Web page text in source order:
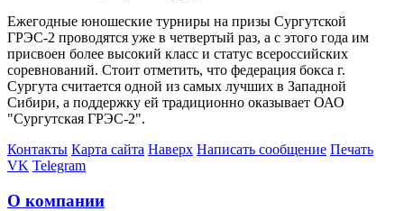
Ежегодные юношеские турниры на призы Сургутской
ГРЭС-2 проводятся уже в четвертый раз, а с этого года им
присвоен более высокий класс и статус всероссийских
соревнований. Стоит отметить, что федерация бокса г.
Сургута считается одной из самых лучших в Западной
Сибири, а поддержку ей традиционно оказывает ОАО
"Сургутская ГРЭС-2".
Контакты Карта сайта Наверх Написать сообщение Печать
VK Telegram
О компании